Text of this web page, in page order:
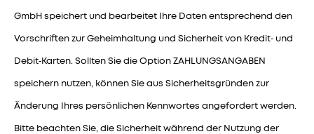
GmbH speichert und bearbeitet Ihre Daten entsprechend den
Vorschriften zur Geheimhaltung und Sicherheit von Kredit‑ und
Debit‑Karten. Sollten Sie die Option ZAHLUNGSANGABEN
speichern nutzen, können Sie aus Sicherheitsgründen zur
Änderung Ihres persönlichen Kennwortes angefordert werden.
Bitte beachten Sie, die Sicherheit während der Nutzung der